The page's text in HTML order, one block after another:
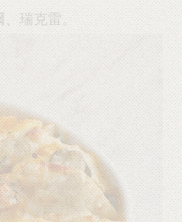
瑞克雷。